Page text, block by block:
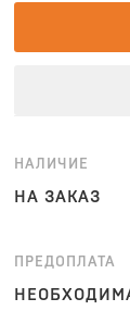
НАЛИЧИЕ
НА ЗАКАЗ
ПРЕДОПЛАТА